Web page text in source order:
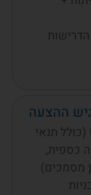
ההצעה
תנאי
כספית,
מסמכים)